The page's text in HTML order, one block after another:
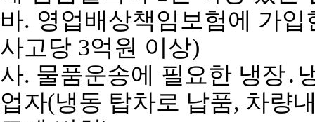
바. 영업배상책임보험에 가입
사고당 3억원 이상)
사. 물품운송에 필요한 냉장․
업자(냉동 탑차로 납품, 차량